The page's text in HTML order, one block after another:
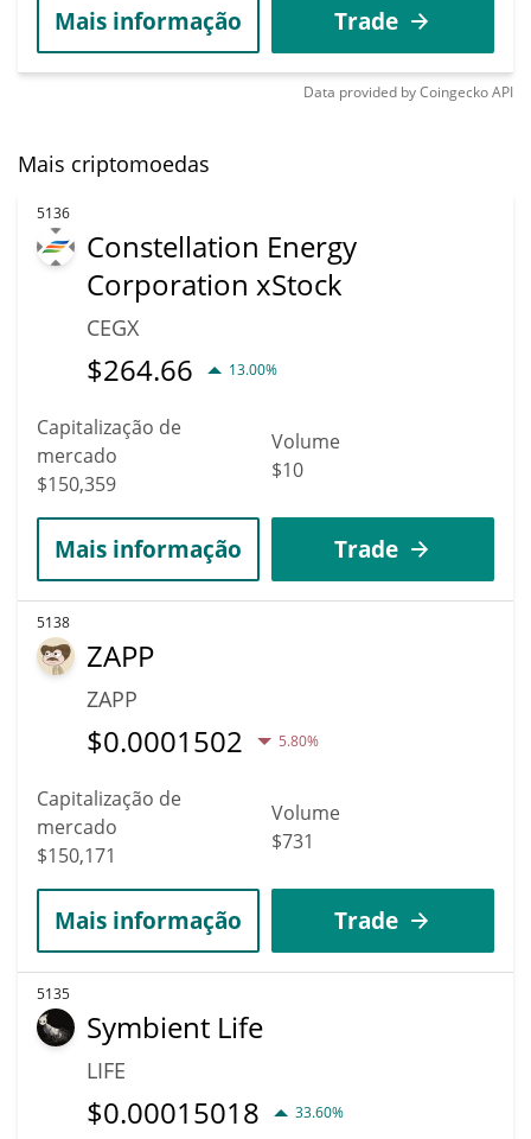
Mais informação Trade
Data provided byCoingeckoAPI
Mais criptomoedas
5136
Constellation Energy
Corporation xStock
CEGX
$264.66 13.00%
Capitalização de
mercado
$150,359
Volume
$10
Mais informação Trade
5138
ZAPP
ZAPP
$0.0001502 5.80%
Capitalização de
mercado
$150,171
Volume
$731
Mais informação Trade
5135
Symbient Life
LIFE
$0.00015018 33.60%